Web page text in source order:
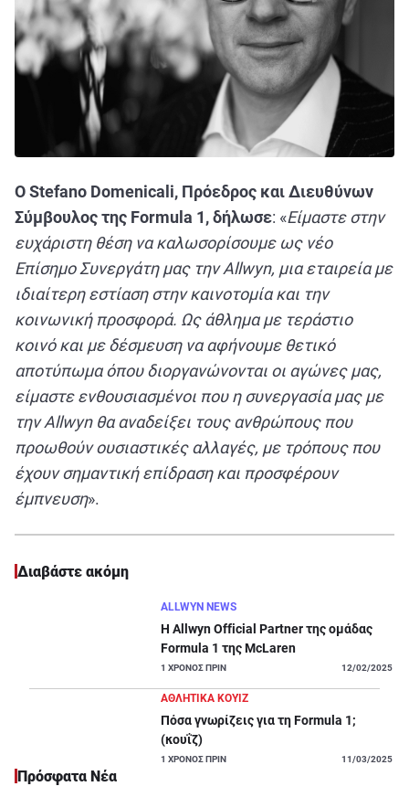
Ο Stefano Domenicali, Πρόεδρος και Διευθύνων
Σύμβουλος της Formula 1, δήλωσε: «Είμαστε στην
ευχάριστη θέση να καλωσορίσουμε ως νέο
Επίσημο Συνεργάτη μας την Allwyn, μια εταιρεία με
ιδιαίτερη εστίαση στην καινοτομία και την
κοινωνική προσφορά. Ως άθλημα με τεράστιο
κοινό και με δέσμευση να αφήνουμε θετικό
αποτύπωμα όπου διοργανώνονται οι αγώνες μας,
είμαστε ενθουσιασμένοι που η συνεργασία μας με
την Allwyn θα αναδείξει τους ανθρώπους που
προωθούν ουσιαστικές αλλαγές, με τρόπους που
έχουν σημαντική επίδραση και προσφέρουν
έμπνευση».
Διαβάστε ακόμη
ALLWYN NEWS
Η Allwyn Official Partner της ομάδας
Formula 1 της McLaren
1 ΧΡΟΝΟΣ ΠΡΙΝ 12/02/2025
ΑΘΛΗΤΙΚΑ ΚΟΥΊΖ
Πόσα γνωρίζεις για τη Formula 1;
(κουΐζ)
1 ΧΡΟΝΟΣ ΠΡΙΝ 11/03/2025
Πρόσφατα Νέα